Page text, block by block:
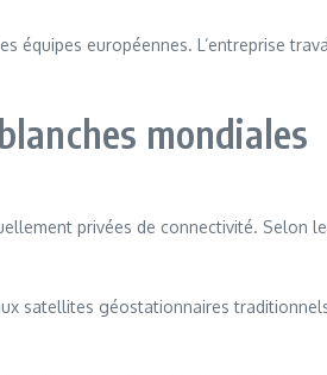
équipes européennes. L’entreprise
mondiales
privées de connectivité. Selon
satellites géostationnaires